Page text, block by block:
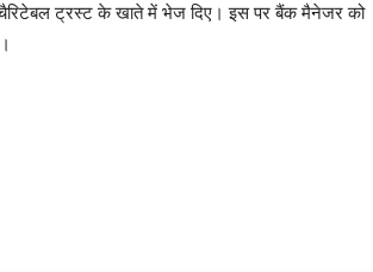
ट्रस्ट के खाते में भेज दिए। इस पर बैंक मैनेजर को